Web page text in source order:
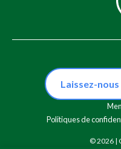
Laissez-nous
Politiques de
© 2026 |